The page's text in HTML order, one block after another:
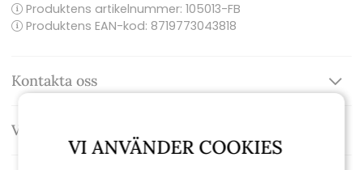
Produktens artikelnummer: 105013-FB
Produktens EAN-kod: 8719773043818
Kontakta oss
Varumärke: Fatboy
VI ANVÄNDER COOKIES